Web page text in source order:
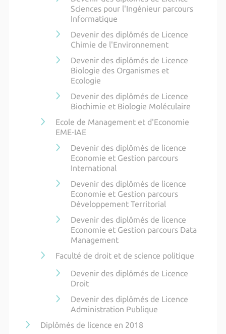
Sciences pour l'Ingénieur parcours
Informatique
Devenir des diplômés de Licence
Chimie de l'Environnement
Devenir des diplômés de Licence
Biologie des Organismes et
Ecologie
Devenir des diplômés de Licence
Biochimie et Biologie Moléculaire
Ecole de Management et d'Economie
EME-IAE
Devenir des diplômés de licence
Economie et Gestion parcours
International
Devenir des diplômés de licence
Economie et Gestion parcours
Développement Territorial
Devenir des diplômés de licence
Economie et Gestion parcours Data
Management
Faculté de droit et de science politique
Devenir des diplômés de Licence
Droit
Devenir des diplômés de Licence
Administration Publique
Diplômés de licence en 2018